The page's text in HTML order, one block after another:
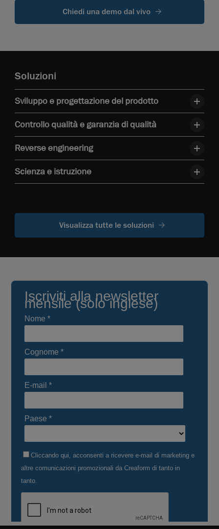
Chiedi una demo dal vivo
Soluzioni
Sviluppo e progettazione del prodotto
Controllo qualità e garanzia di qualità
Reverse engineering
Scienza e istruzione
Visualizza tutte le soluzioni